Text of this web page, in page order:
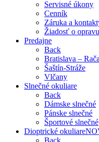
Servisné úkony
Cenník
Záruka a
Žiadosť o opravu
Predajne
Back
Bratislava – Rača
Šaštín-Stráže
Vlčany
Slnečné okuliare
Back
Dámske slnečné
Pánske slnečné
Športové slnečné
Dioptrické okuliare
Back